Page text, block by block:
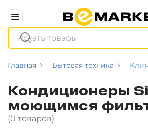
Главная Бытовая техника
Кондиционеры
моющимся
(0 товаров)